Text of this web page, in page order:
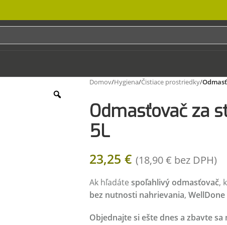
Domov/Hygiena/Čistiace prostriedky/
Odmasťovač za
5L
23,25 € (18,90€ bez DPH)
Ak hľadáte spoľahlivý odmasťovač,
bez nutnosti nahrievania, WellDone
Objednajte si ešte dnes a zbavte